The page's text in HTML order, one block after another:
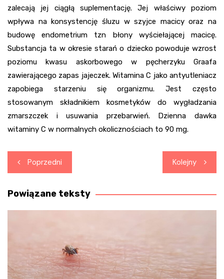
zalecają jej ciągłą suplementację. Jej właściwy poziom
wpływa na konsystencję śluzu w szyjce macicy oraz na
budowę endometrium tzn błony wyściełającej macicę.
Substancja ta w okresie starań o dziecko powoduje wzrost
poziomu kwasu askorbowego w pęcherzyku Graafa
zawierającego zapas jajeczek. Witamina C jako antyutleniacz
zapobiega starzeniu się organizmu. Jest często
stosowanym składnikiem kosmetyków do wygładzania
zmarszczek i usuwania przebarwień. Dzienna dawka
witaminy C w normalnych okolicznościach to 90 mg.
Nawigacja
wpisu
Poprzedni Kolejny
Powiązane teksty